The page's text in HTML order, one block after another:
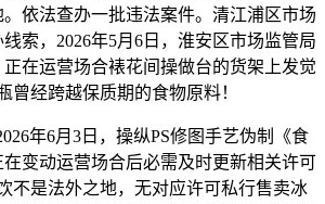
依法查办一批违法案件。清江浦区市场
索，2026年5月6日，淮安区市场监管局
在运营场合裱花间操做台的货架上发觉
曾经跨越保质期的食物原料！
年6月3日，操纵PS修图手艺伪制《食
变动运营场合后必需及时更新相关许可
不是法外之地，无对应许可私行售卖冰